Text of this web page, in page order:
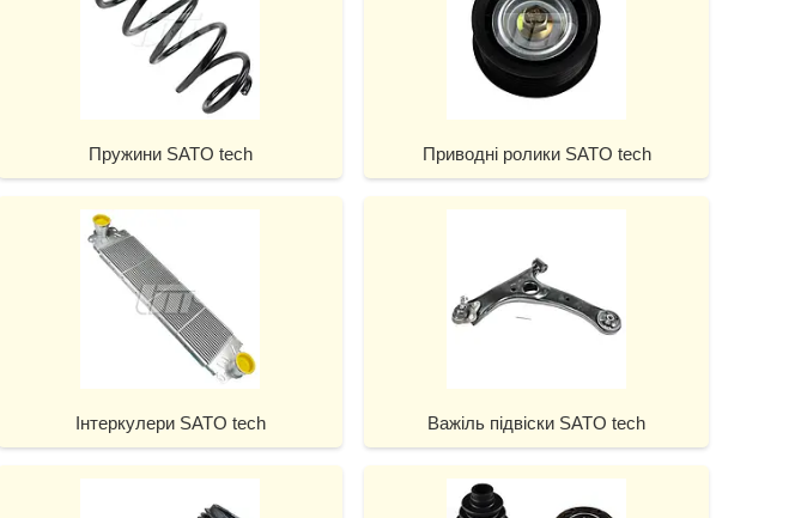
Пружини SATO tech Приводні ролики SATO tech
Інтеркулери SATO tech Важіль підвіски SATO tech